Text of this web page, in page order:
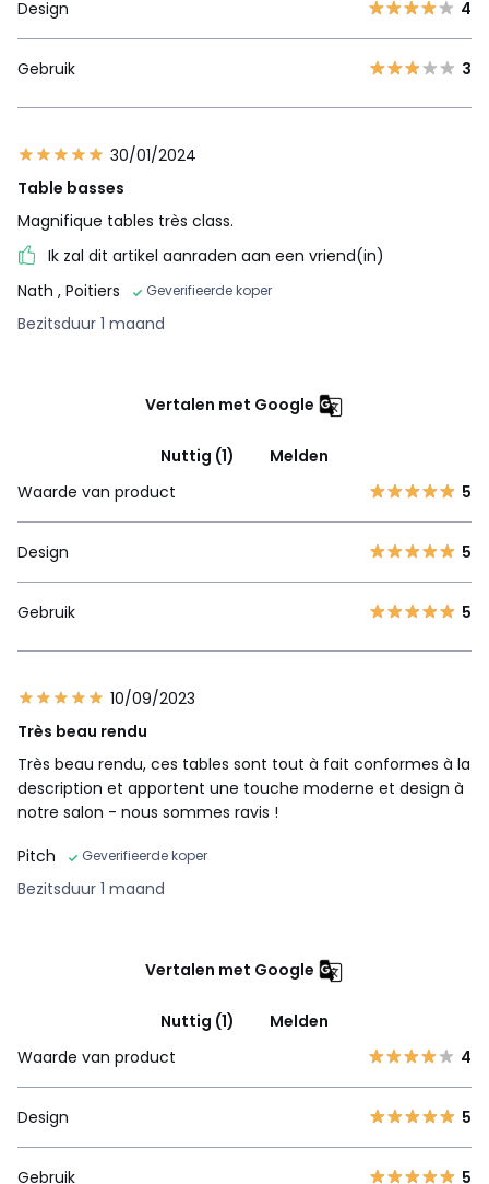
Design 4
Gebruik 3
30/01/2024
Table basses
Magnifique tables très class.
Ik zal dit artikel aanraden aan een vriend(in)
Nath , Poitiers Geverifieerde koper
Bezitsduur 1 maand
Vertalen met Google
Nuttig (1)
Melden
Waarde van product
5
Design 5
Gebruik 5
10/09/2023
Très beau rendu
Très beau rendu, ces tables sont tout à fait conformes à la
description et apportent une touche moderne et design à
notre salon - nous sommes ravis !
Pitch
Geverifieerde koper
Bezitsduur 1 maand
Vertalen met Google
Nuttig (1)
Melden
Waarde van product
4
Design 5
Gebruik 5